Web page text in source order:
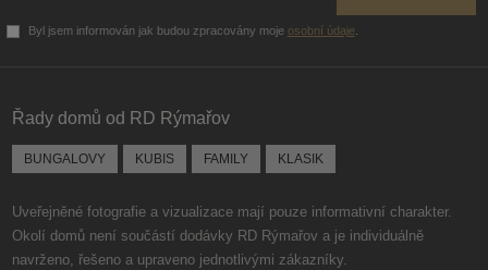
Byl jsem informován jak budou zpracovány moje osobní údaje
odeslat.
Řady domů od RD Rýmařov
BUNGALOVY KUBIS FAMILY KLASIK
Uveřejněné fotografie a vizualizace mají pouze informativní charakter.
Okolí domů není součástí dodávky RD Rýmařov a je individuálně
navrženo, řešeno a upraveno jednotlivými zákazníky.